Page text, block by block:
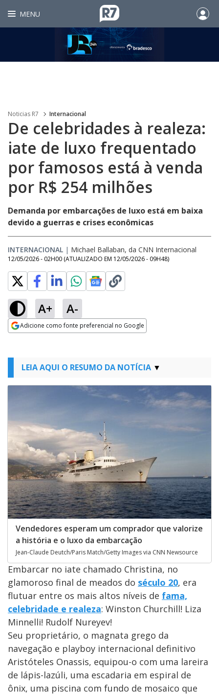
MENU
Noticias R7 Internacional
De celebridades à realeza:
iate de luxo frequentado
por famosos está à venda
por R$ 254 milhões
Demanda por embarcações de luxo está em baixa
devido a guerras e crises econômicas
INTERNACIONAL | Michael Ballaban, da CNN Internacional
12/05/2026 - 02H00 (ATUALIZADO EM 12/05/2026 - 09H48)
A+ A-
Adicione como fonte preferencial no Google
LEIA AQUI O RESUMO DA NOTÍCIA
Vendedores esperam um comprador que valorize
a história e o luxo da embarcação
Jean-Claude Deutch/Paris Match/Getty Images via CNN Newsource
Embarcar no iate chamado Christina, no
glamoroso final de meados do século 20, era
flutuar entre os mais altos níveis de fama,
celebridade e realeza: Winston Churchill! Liza
Minnelli! Rudolf Nureyev!
Seu proprietário, o magnata grego da
navegação e playboy internacional definitivo
Aristóteles Onassis, equipou-o com uma lareira
de lápis-lazúli, uma escadaria em espiral de
ônix, uma piscina com fundo de mosaico que